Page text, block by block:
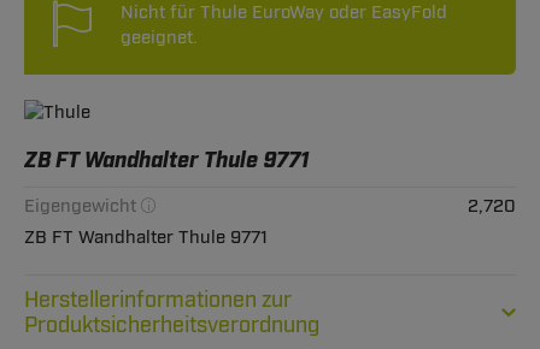
Nicht für Thule EuroWay oder EasyFold
geeignet.
ZB FT Wandhalter Thule 9771
Eigengewicht
2,720
ZB FT Wandhalter Thule 9771
Herstellerinformationen zur
Produktsicherheitsverordnung